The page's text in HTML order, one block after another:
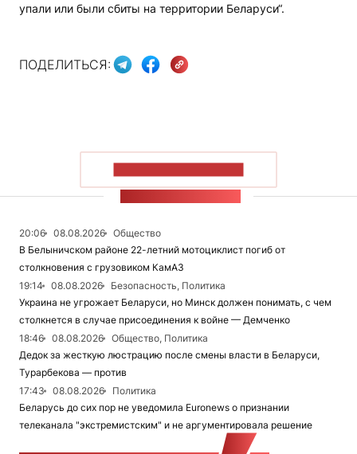
упали или были сбиты на территории Беларуси“.
ПОДЕЛИТЬСЯ:
20:06 08.08.2026
Общество
В Белыничском районе 22-летний мотоциклист погиб от
столкновения с грузовиком КамАЗ
19:14
08.08.2026
Безопасность, Политика
Украина не угрожает Беларуси, но Минск должен понимать, с чем
столкнется в случае присоединения к войне — Демченко
18:46
08.08.2026
Общество, Политика
Дедок за жесткую люстрацию после смены власти в Беларуси,
Турарбекова — против
17:43
08.08.2026
Политика
Беларусь до сих пор не уведомила Euronews о признании
телеканала "экстремистским" и не аргументировала решение